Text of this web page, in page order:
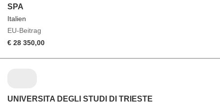
SPA
Italien
EU-Beitrag
€ 28 350,00
UNIVERSITA DEGLI STUDI DI TRIESTE